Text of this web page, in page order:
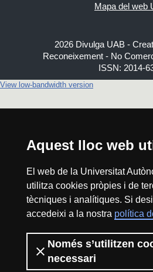
Aquest lloc web
El web de la Universitat
utilitza cookies pròpies i de
tècniques i analítiques. Si
accedeixi a la nostra política
Només s’utilitzen
necessari
Mapa del web
2026 Divulga UAB -
Reconeixement - No
ISSN: 2014-
View low-bandwidth version